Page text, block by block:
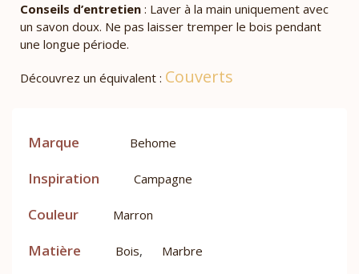
Conseils d’entretien : Laver à la main uniquement avec
un savon doux. Ne pas laisser tremper le bois pendant
une longue période.
Découvrez un équivalent : Couverts
Marque Behome
Inspiration Campagne
Couleur Marron
Matière Bois, Marbre